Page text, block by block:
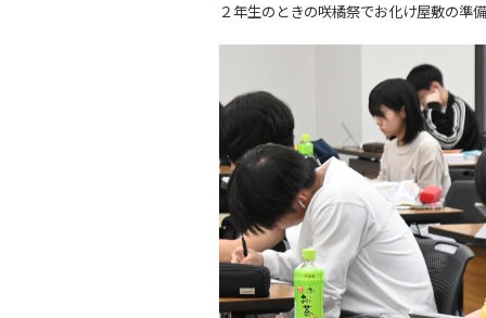
２年生のときの咲橘祭でお化け屋敷の準